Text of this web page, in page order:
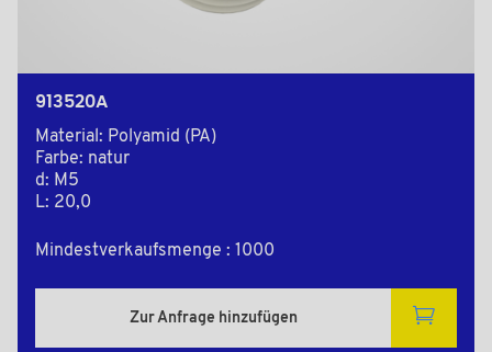
913520A
Material: Polyamid (PA)
Farbe: natur
d: M5
L: 20,0
Mindestverkaufsmenge : 1000
Zur Anfrage hinzufügen